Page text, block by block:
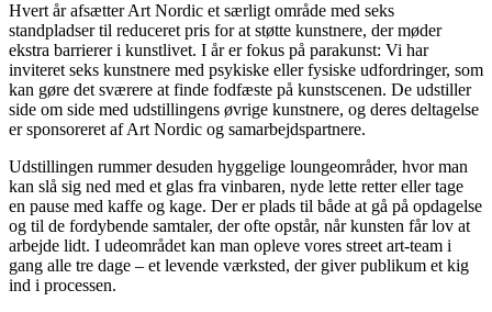
Hvert år afsætter Art Nordic et særligt område med seks
standpladser til reduceret pris for at støtte kunstnere, der møder
ekstra barrierer i kunstlivet. I år er fokus på parakunst: Vi har
inviteret seks kunstnere med psykiske eller fysiske udfordringer, som
kan gøre det sværere at finde fodfæste på kunstscenen. De udstiller
side om side med udstillingens øvrige kunstnere, og deres deltagelse
er sponsoreret af Art Nordic og samarbejdspartnere.
Udstillingen rummer desuden hyggelige loungeområder, hvor man
kan slå sig ned med et glas fra vinbaren, nyde lette retter eller tage
en pause med kaffe og kage. Der er plads til både at gå på opdagelse
og til de fordybende samtaler, der ofte opstår, når kunsten får lov at
arbejde lidt. I udeområdet kan man opleve vores street art-team i
gang alle tre dage – et levende værksted, der giver publikum et kig
ind i processen.